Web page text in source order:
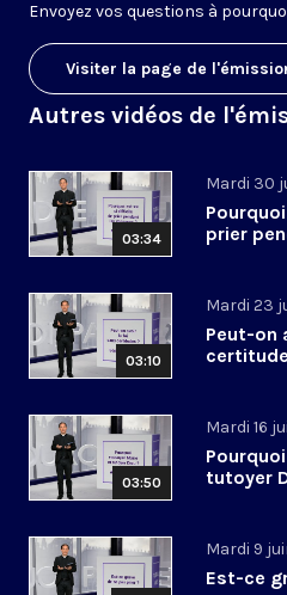
Envoyez vos questions à
Visiter la page de
Autres vidéos de
03:34
Mardi 30
prier
03:10
Mardi 23
Peut-on
03:50
Mardi 16
tutoyer
Mardi 9
Est-ce